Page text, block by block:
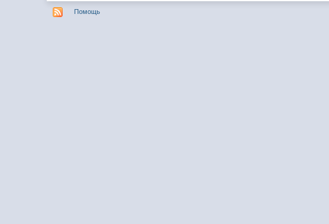
Помощь